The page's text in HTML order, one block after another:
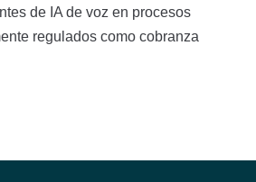
de IA de voz en procesos
regulados como cobranza